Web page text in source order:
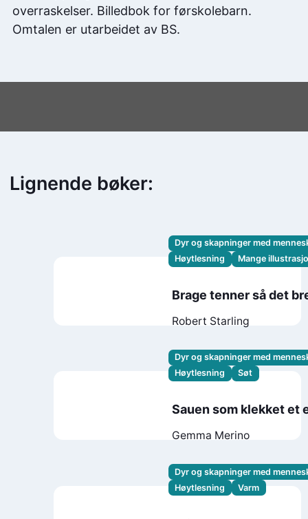
overraskelser. Billedbok for førskolebarn.
Omtalen er utarbeidet av BS.
Lignende bøker:
Dyr og skapninger med
Høytlesning
Mange
Brage tenner så det
Robert Starling
Dyr og skapninger med
Høytlesning
Søt
Sauen som klekket et
Gemma Merino
Dyr og skapninger med
Høytlesning
Varm